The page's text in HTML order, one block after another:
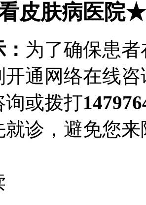
皮肤病医院★
为了确保患
开通网络在线
询或拨打
就诊，避免您